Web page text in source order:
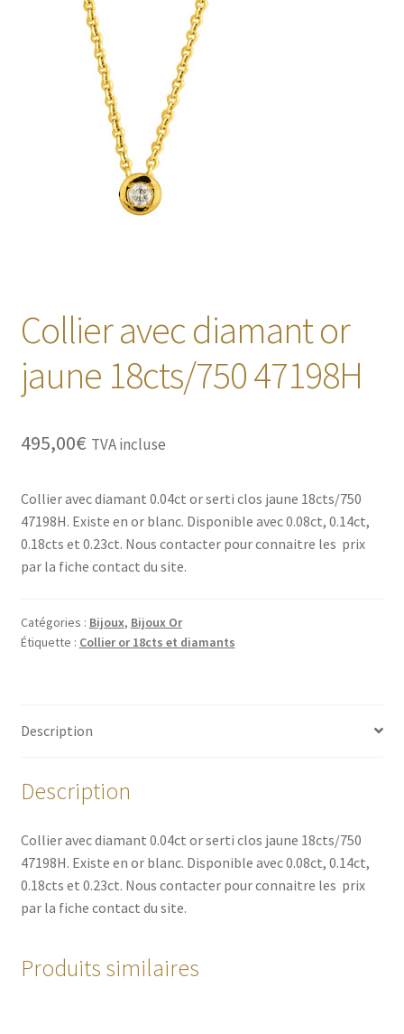
Collier avec diamant or
jaune 18cts/750 47198H
495,00€ TVA incluse
Collier avec diamant 0.04ct or serti clos jaune 18cts/750
47198H. Existe en or blanc. Disponible avec 0.08ct, 0.14ct,
0.18cts et 0.23ct. Nous contacter pour connaitre les prix
par la fiche contact du site.
Catégories : Bijoux, Bijoux Or
Étiquette : Collier or 18cts et diamants
Description
Description
Collier avec diamant 0.04ct or serti clos jaune 18cts/750
47198H. Existe en or blanc. Disponible avec 0.08ct, 0.14ct,
0.18cts et 0.23ct. Nous contacter pour connaitre les prix
par la fiche contact du site.
Produits similaires